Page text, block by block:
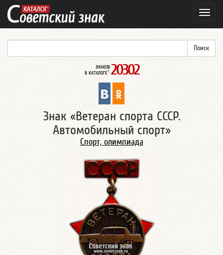
ЗНАКОВ
В КАТАЛОГЕ*: 20302
Знак «Ветеран спорта СССР.
Автомобильный спорт»
Спорт, олимпиада